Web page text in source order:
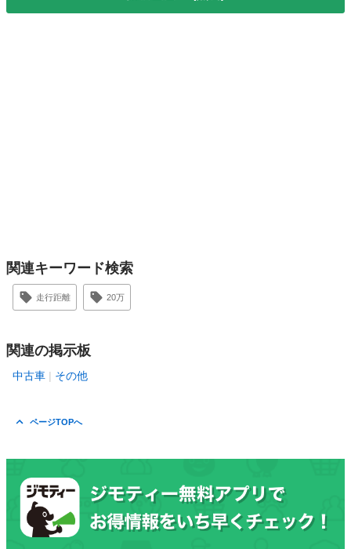
関連キーワード検索
走行距離 20万
関連の掲示板
中古車 その他
ページTOPへ